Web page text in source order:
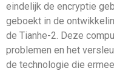
eindelijk de encryptie
geboekt in de
de Tianhe-2. Deze
problemen en het
de technologie die